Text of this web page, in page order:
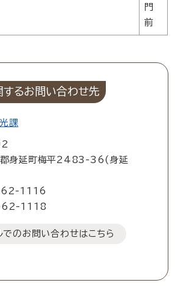
門
前
するお問い合わせ先
課
郡身延町梅平2483-36(身延
1116
62-1118
でのお問い合わせはこちら